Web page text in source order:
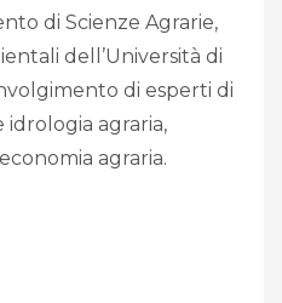
di Scienze Agrarie,
dell’Università di
di esperti di
idrologia agraria,
agraria.